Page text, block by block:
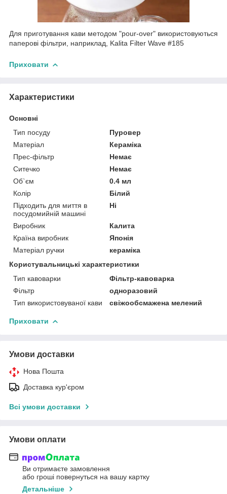
Для приготування кави методом "pour-over" використовуються
паперові фільтри, наприклад, Kalita Filter Wave #185
Приховати
Характеристики
Основні
Тип посуду
Пуровер
Матеріал
Кераміка
Прес-фільтр
Немає
Ситечко
Немає
Об`єм
0.4 мл
Колір
Білий
Підходить для миття в
посудомийній машині
Ні
Виробник
Калита
Країна виробник
Японія
Матеріал ручки
кераміка
Користувальницькі характеристики
Тип кавоварки
Фільтр-кавоварка
Фільтр
одноразовий
Тип використовуваної кави
свіжообсмажена мелений
Приховати
Умови доставки
Нова Пошта
Доставка кур'єром
Всі умови доставки
Умови оплати
Ви отримаєте замовлення
або гроші повернуться на вашу картку
Детальніше